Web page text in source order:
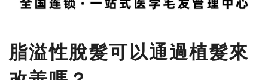
脂溢性脫髮可以通過植髮來